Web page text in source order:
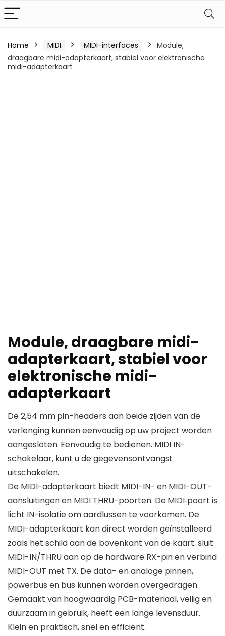
Home MIDI MIDI-interfaces
Module,
draagbare midi-adapterkaart, stabiel voor elektronische
midi-adapterkaart
Module, draagbare midi-
adapterkaart, stabiel voor
elektronische midi-
adapterkaart
De 2,54 mm pin-headers aan beide zijden van de
verlenging kunnen eenvoudig op uw project worden
aangesloten. Eenvoudig te bedienen. MIDI IN-
schakelaar, kunt u de gegevensontvangst
uitschakelen.
De MIDI-adapterkaart biedt MIDI-IN- en MIDI-OUT-
aansluitingen en MIDI THRU-poorten. De MIDI‑poort is
licht IN-isolatie om aardlussen te voorkomen. De
MIDI-adapterkaart kan direct worden geïnstalleerd
zoals het schild aan de bovenkant van de kaart: sluit
MIDI-IN/THRU aan op de hardware RX-pin en verbind
MIDI-OUT met TX. De data- en analoge pinnen,
powerbus en bus kunnen worden overgedragen.
Gemaakt van hoogwaardig PCB-materiaal, veilig en
duurzaam in gebruik, heeft een lange levensduur.
Klein en praktisch, snel en efficiënt.